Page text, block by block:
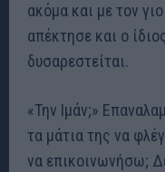
ακόμα και με τον
απέκτησε και ο
δυσαρεστείται.
«Την Ιμάν;»
τα μάτια της να
να επικοινωνήσω;